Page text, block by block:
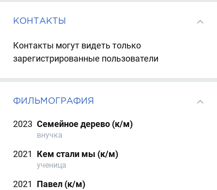
КОНТАКТЫ
Контакты могут видеть только
зарегистрированные пользователи
ФИЛЬМОГРАФИЯ
2023 Семейное дерево (к/м)
внучка
2021 Кем стали мы (к/м)
ученица
2021 Павел (к/м)